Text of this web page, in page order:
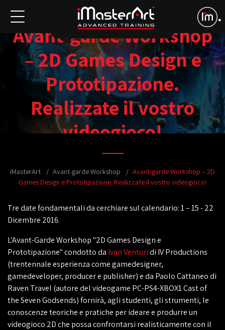
Avant-garde Workshop
– 2D Games Design e
Prototipazione.
Realizzate il vostro
videogioco!
iMasterArt Avant-garde Workshop
Avant-garde Workshop – 2D
Games Design e Prototipazione. Realizzate il vostro videogioco!
Tre date fondamentali da cerchiare sul calendario: 1 – 15 - 22
Dicembre 2016.
L'Avant-Garde Workshop "2D Games Design e
Prototipazione" condotto da Ivan Venturidi IV Productions
(trentennale esperienza come gamedesigner,
gamedeveloper, producer e publisher) e da Paolo Cattaneo di
Raven Travel (autore del videogame PC-PS4-XBOX1 Cast of
the Seven Godsends) fornirà, agli studenti, gli strumenti, le
conoscenze teoriche e pratiche per ideare e produrre un
videogioco 2D che possa confrontarsi realisticamente con il